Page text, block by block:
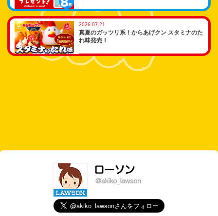
2026.07.21
真夏のガッツリ系！からあげクン スタミナのた
れ味発売！